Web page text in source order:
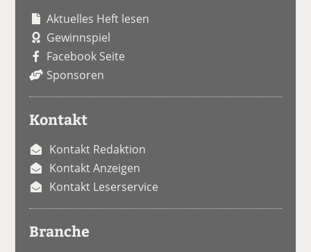
Aktuelles Heft lesen
Gewinnspiel
Facebook Seite
Sponsoren
Kontakt
Kontakt Redaktion
Kontakt Anzeigen
Kontakt Leserservice
Branche